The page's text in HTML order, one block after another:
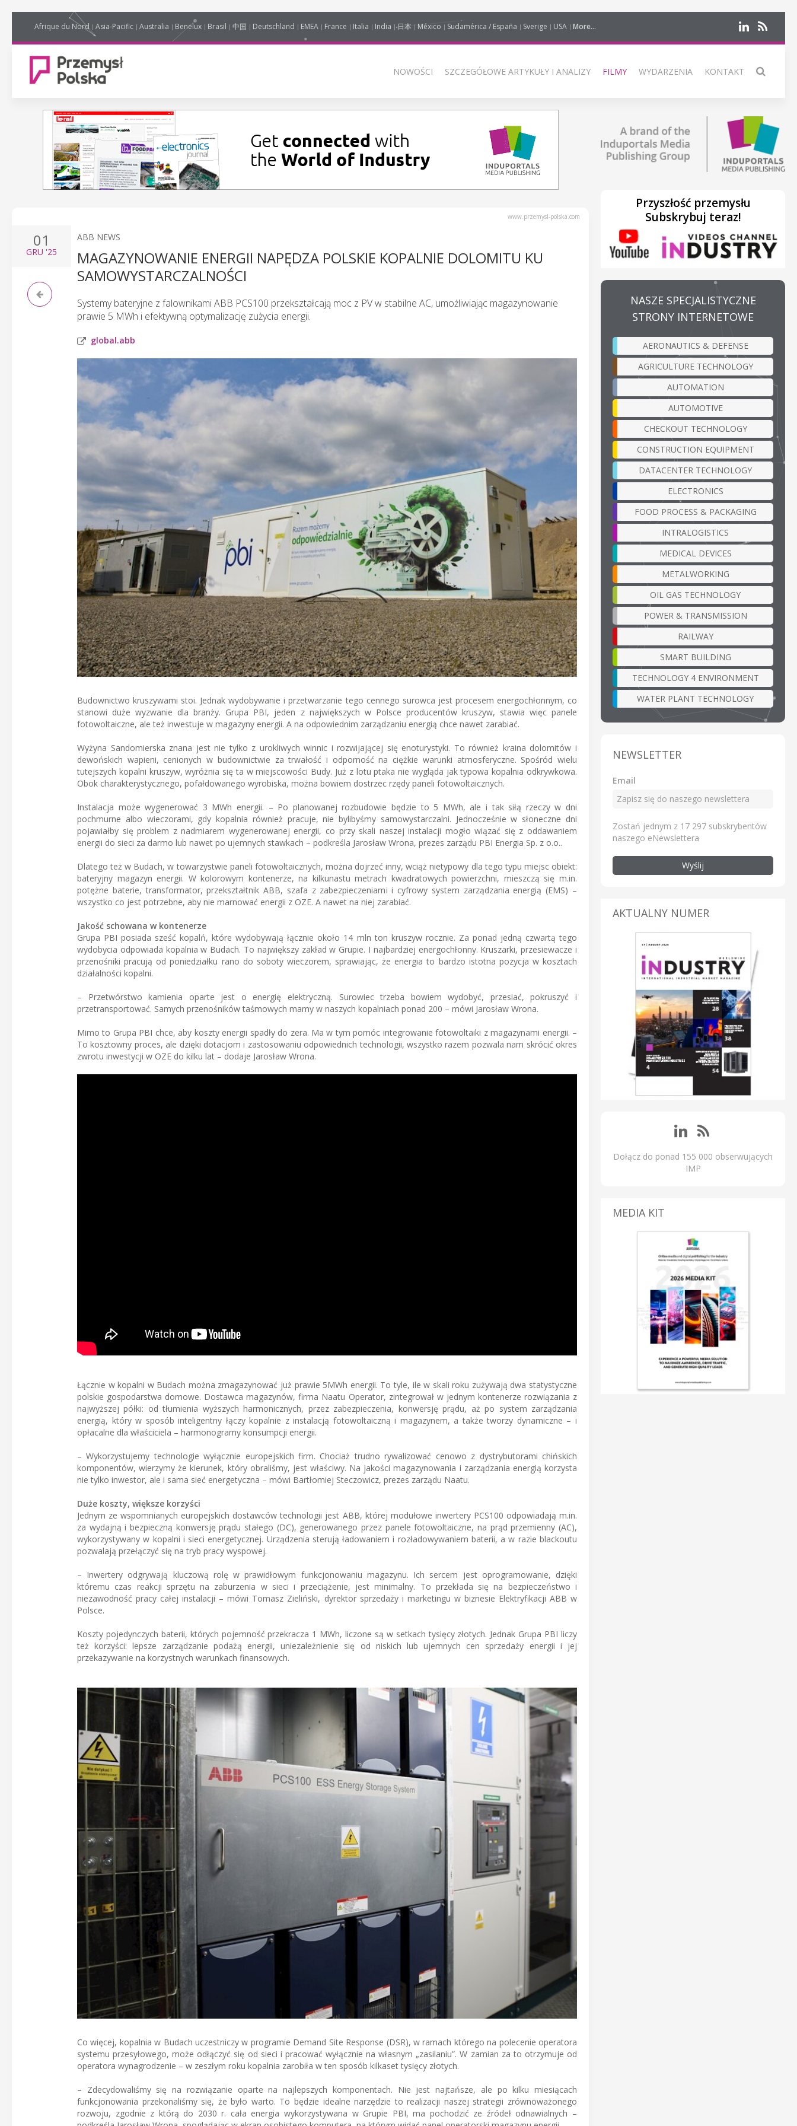
Afrique du Nord Asia-Pacific Australia Benelux Brasil 中国 Deutschland EMEA France Italia India 日本 México Sudamérica / España Sverige USA More...
NOWOŚCI SZCZEGÓŁOWE ARTYKUŁY I ANALIZY FILMY WYDARZENIA KONTAKT
www.przemysl-polska.com
01
GRU '25
ABB NEWS
MAGAZYNOWANIE ENERGII NAPĘDZA POLSKIE KOPALNIE DOLOMITU KU
SAMOWYSTARCZALNOŚCI
Systemy bateryjne z falownikami ABB PCS100 przekształcają moc z PV w stabilne AC, umożliwiając magazynowanie
prawie 5 MWh i efektywną optymalizację zużycia energii.
global.abb
Budownictwo kruszywami stoi. Jednak wydobywanie i przetwarzanie tego cennego surowca jest procesem energochłonnym, co
stanowi duże wyzwanie dla branży. Grupa PBI, jeden z największych w Polsce producentów kruszyw, stawia więc panele
fotowoltaiczne, ale też inwestuje w magazyny energii. A na odpowiednim zarządzaniu energią chce nawet zarabiać.
Wyżyna Sandomierska znana jest nie tylko z urokliwych winnic i rozwijającej się enoturystyki. To również kraina dolomitów i
dewońskich wapieni, cenionych w budownictwie za trwałość i odporność na ciężkie warunki atmosferyczne. Spośród wielu
tutejszych kopalni kruszyw, wyróżnia się ta w miejscowości Budy. Już z lotu ptaka nie wygląda jak typowa kopalnia odkrywkowa.
Obok charakterystycznego, pofałdowanego wyrobiska, można bowiem dostrzec rzędy paneli fotowoltaicznych.
Instalacja może wygenerować 3 MWh energii. – Po planowanej rozbudowie będzie to 5 MWh, ale i tak siłą rzeczy w dni
pochmurne albo wieczorami, gdy kopalnia również pracuje, nie bylibyśmy samowystarczalni. Jednocześnie w słoneczne dni
pojawiałby się problem z nadmiarem wygenerowanej energii, co przy skali naszej instalacji mogło wiązać się z oddawaniem
energii do sieci za darmo lub nawet po ujemnych stawkach – podkreśla Jarosław Wrona, prezes zarządu PBI Energia Sp. z o.o..
Dlatego też w Budach, w towarzystwie paneli fotowoltaicznych, można dojrzeć inny, wciąż nietypowy dla tego typu miejsc obiekt:
bateryjny magazyn energii. W kolorowym kontenerze, na kilkunastu metrach kwadratowych powierzchni, mieszczą się m.in.
potężne baterie, transformator, przekształtnik ABB, szafa z zabezpieczeniami i cyfrowy system zarządzania energią (EMS) –
wszystko co jest potrzebne, aby nie marnować energii z OZE. A nawet na niej zarabiać.
Jakość schowana w kontenerze
Grupa PBI posiada sześć kopalń, które wydobywają łącznie około 14 mln ton kruszyw rocznie. Za ponad jedną czwartą tego
wydobycia odpowiada kopalnia w Budach. To największy zakład w Grupie. I najbardziej energochłonny. Kruszarki, przesiewacze i
przenośniki pracują od poniedziałku rano do soboty wieczorem, sprawiając, że energia to bardzo istotna pozycja w kosztach
działalności kopalni.
– Przetwórstwo kamienia oparte jest o energię elektryczną. Surowiec trzeba bowiem wydobyć, przesiać, pokruszyć i
przetransportować. Samych przenośników taśmowych mamy w naszych kopalniach ponad 200 – mówi Jarosław Wrona.
Mimo to Grupa PBI chce, aby koszty energii spadły do zera. Ma w tym pomóc integrowanie fotowoltaiki z magazynami energii. –
To kosztowny proces, ale dzięki dotacjom i zastosowaniu odpowiednich technologii, wszystko razem pozwala nam skrócić okres
zwrotu inwestycji w OZE do kilku lat – dodaje Jarosław Wrona.
Łącznie w kopalni w Budach można zmagazynować już prawie 5MWh energii. To tyle, ile w skali roku zużywają dwa statystyczne
polskie gospodarstwa domowe. Dostawca magazynów, firma Naatu Operator, zintegrował w jednym kontenerze rozwiązania z
najwyższej półki: od tłumienia wyższych harmonicznych, przez zabezpieczenia, konwersję prądu, aż po system zarządzania
energią, który w sposób inteligentny łączy kopalnie z instalacją fotowoltaiczną i magazynem, a także tworzy dynamiczne – i
opłacalne dla właściciela – harmonogramy konsumpcji energii.
– Wykorzystujemy technologie wyłącznie europejskich firm. Chociaż trudno rywalizować cenowo z dystrybutorami chińskich
komponentów, wierzymy że kierunek, który obraliśmy, jest właściwy. Na jakości magazynowania i zarządzania energią korzysta
nie tylko inwestor, ale i sama sieć energetyczna – mówi Bartłomiej Steczowicz, prezes zarządu Naatu.
Duże koszty, większe korzyści
Jednym ze wspomnianych europejskich dostawców technologii jest ABB, której modułowe inwertery PCS100 odpowiadają m.in.
za wydajną i bezpieczną konwersję prądu stałego (DC), generowanego przez panele fotowoltaiczne, na prąd przemienny (AC),
wykorzystywany w kopalni i sieci energetycznej. Urządzenia sterują ładowaniem i rozładowywaniem baterii, a w razie blackoutu
pozwalają przełączyć się na tryb pracy wyspowej.
– Inwertery odgrywają kluczową rolę w prawidłowym funkcjonowaniu magazynu. Ich sercem jest oprogramowanie, dzięki
któremu czas reakcji sprzętu na zaburzenia w sieci i przeciążenie, jest minimalny. To przekłada się na bezpieczeństwo i
niezawodność pracy całej instalacji – mówi Tomasz Zieliński, dyrektor sprzedaży i marketingu w biznesie Elektryfikacji ABB w
Polsce.
Koszty pojedynczych baterii, których pojemność przekracza 1 MWh, liczone są w setkach tysięcy złotych. Jednak Grupa PBI liczy
też korzyści: lepsze zarządzanie podażą energii, uniezależnienie się od niskich lub ujemnych cen sprzedaży energii i jej
przekazywanie na korzystnych warunkach finansowych.
Co więcej, kopalnia w Budach uczestniczy w programie Demand Site Response (DSR), w ramach którego na polecenie operatora
systemu przesyłowego, może odłączyć się od sieci i pracować wyłącznie na własnym „zasilaniu”. W zamian za to otrzymuje od
operatora wynagrodzenie – w zeszłym roku kopalnia zarobiła w ten sposób kilkaset tysięcy złotych.
– Zdecydowaliśmy się na rozwiązanie oparte na najlepszych komponentach. Nie jest najtańsze, ale po kilku miesiącach
funkcjonowania przekonaliśmy się, że było warto. To będzie idealne narzędzie to realizacji naszej strategii zrównoważonego
rozwoju, zgodnie z którą do 2030 r. cała energia wykorzystywana w Grupie PBI, ma pochodzić ze źródeł odnawialnych –
Przyszłość przemysłu
Subskrybuj teraz!
NASZE SPECJALISTYCZNE
STRONY INTERNETOWE
AERONAUTICS & DEFENSE
AGRICULTURE TECHNOLOGY
AUTOMATION
AUTOMOTIVE
CHECKOUT TECHNOLOGY
CONSTRUCTION EQUIPMENT
DATACENTER TECHNOLOGY
ELECTRONICS
FOOD PROCESS & PACKAGING
INTRALOGISTICS
MEDICAL DEVICES
METALWORKING
OIL GAS TECHNOLOGY
POWER & TRANSMISSION
RAILWAY
SMART BUILDING
TECHNOLOGY 4 ENVIRONMENT
WATER PLANT TECHNOLOGY
NEWSLETTER
Email
Zostań jednym z 17 297 subskrybentów
naszego eNewslettera
Wyślij
AKTUALNY NUMER
Dołącz do ponad 155 000 obserwujących
IMP
MEDIA KIT